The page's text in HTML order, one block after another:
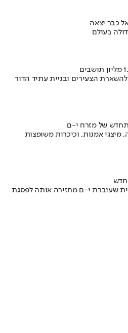
כבר יצאה
בעולם
הצעירים ובניית עתיד הדור
של מזרח י-ם
אמנות, וכיכרות משופצות
שעוברת י-ם מחזירה אותה לפסגת